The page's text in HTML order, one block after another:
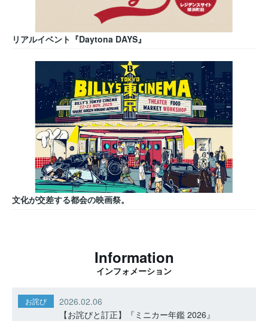
リアルイベント『Daytona DAYS』
文化が交差する都会の映画祭。
Information
インフォメーション
お詫び
2026.02.06
【お詫びと訂正】『ミニカー年鑑 2026』